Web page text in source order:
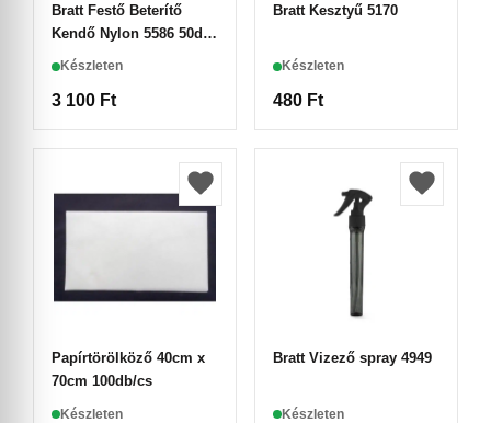
Bratt Festő Beterítő
Kendő Nylon 5586 50db-
Készleten
3 100 Ft
Bratt Kesztyű 5170
Készleten
480 Ft
Papírtörölköző 40cm x
70cm 100db/cs
Készleten
Bratt Vizező spray 4949
Készleten